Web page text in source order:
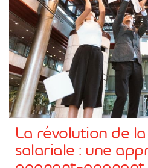
La révolution de
salariale : une